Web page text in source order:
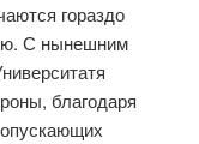
гораздо
С нынешним
благодаря